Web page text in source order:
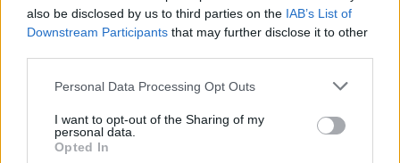
also be disclosed by us to third parties on the IAB’s List of
Downstream Participants that may further disclose it to other
Personal Data Processing Opt Outs
I want to opt-out of the Sharing of my
personal data.
Opted In
probleme do kojih može dovesti, podrazumijeva i
hormonsku neravnotežu zbog koje izostaje ciklus, a
povezan je i sa sindromom policističnih jajnika.
Privatni i porodični problemi, iscrpljenost na poslu i sve